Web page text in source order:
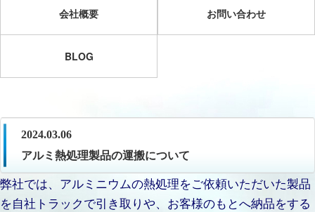
会社概要 お問い合わせ
BLOG
2024.03.06
アルミ熱処理製品の運搬について
弊社では、アルミニウムの熱処理をご依頼いただいた製品
を自社トラックで引き取りや、お客様のもとへ納品をする